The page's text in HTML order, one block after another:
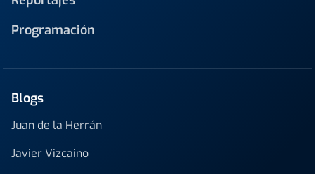
Programación
Blogs
Juan de la Herrán
Javier Vizcaino